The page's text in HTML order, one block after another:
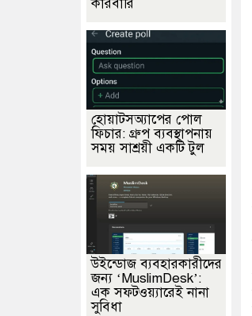
কারবারি
হোয়াটসঅ্যাপের পোল
ফিচার: গ্রুপ ব্যবস্থাপনায়
সময় সাশ্রয়ী একটি টুল
উইন্ডোজ ব্যবহারকারীদের
জন্য ‘MuslimDesk’:
এক সফটওয়্যারেই নানা
সুবিধা